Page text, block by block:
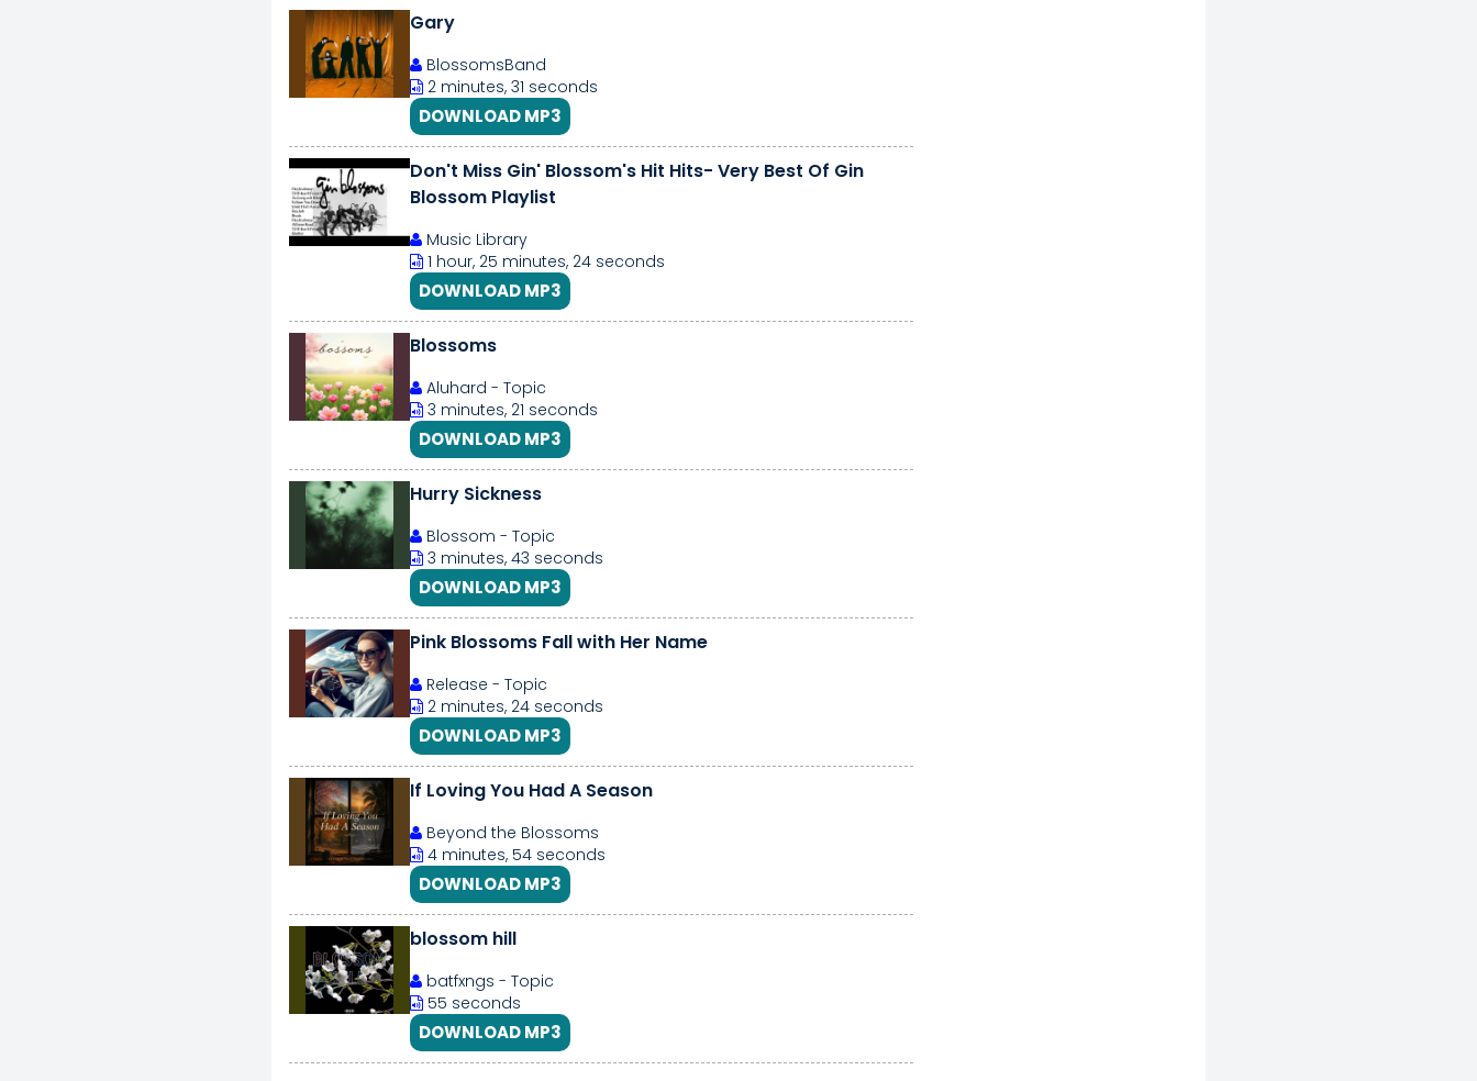
Gary
BlossomsBand
2 minutes, 31 seconds
DOWNLOAD MP3
Don't Miss Gin' Blossom's Hit Hits- Very Best Of Gin
Blossom Playlist
Music Library
1 hour, 25 minutes, 24 seconds
DOWNLOAD MP3
Blossoms
Aluhard - Topic
3 minutes, 21 seconds
DOWNLOAD MP3
Hurry Sickness
Blossom - Topic
3 minutes, 43 seconds
DOWNLOAD MP3
Pink Blossoms Fall with Her Name
Release - Topic
2 minutes, 24 seconds
DOWNLOAD MP3
If Loving You Had A Season
Beyond the Blossoms
4 minutes, 54 seconds
DOWNLOAD MP3
blossom hill
batfxngs - Topic
55 seconds
DOWNLOAD MP3